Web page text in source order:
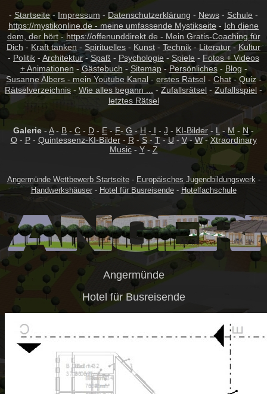
- Startseite- Impressum - Datenschutzerklärung - News - Schule -
https://mystikonline.de - meine umfassende Mystikseite - Ich diene
dem, der hört-https://offenunddirekt.de - Mein Gratis-Coaching für
Dich - Kraft tanken - Spirituelles - Kunst - Technik - Literatur-Kultur
- Politik - Architektur- Spaß - Psychologie - Spiele - Fotos + Videos
+ Animationen -Gästebuch - Sitemap- Persönliches- Blog -
Susanne Albers - mein Youtube Kanal- erstes Rätsel- Chat- Quiz-
Rätselverzeichnis - Wie alles begann ... - Zufallsrätsel - Zufallsspiel -
letztes Rätsel
Galerie -A- B - C - D - E-F- G -H - I - J - KI-Bilder - L - M - N -
O- P- Quintessenz-KI-Bilder- R -S- T- U- V- W-Xtraordinary
Music-Y- Z
Angermünde Wettbewerb Startseite- Europäisches Jugendbildungswerk-
Handwerkshäuser- Hotel für Busreisende- Hotelfachschule
Angermünde
Hotel für Busreisende